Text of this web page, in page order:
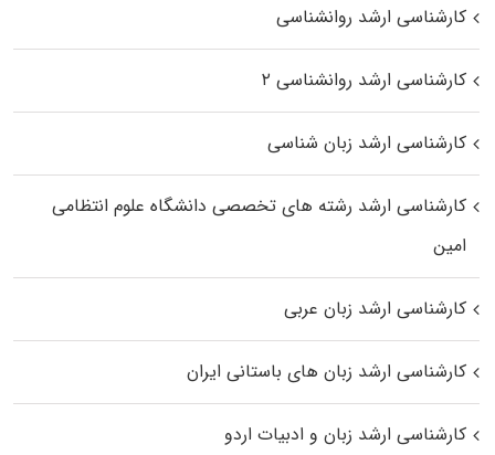
کارشناسی ارشد روانشناسی
کارشناسی ارشد روانشناسی ۲
کارشناسی ارشد زبان شناسی
کارشناسی ارشد رﺷﺘﻪ ﻫﺎی تخصصی داﻧﺸﮕﺎه ﻋﻠﻮم انتظامی
اﻣﻴﻦ
کارشناسی ارشد زبان عربی
کارشناسی ارشد زبان‌ های باستانی ایران
کارشناسی ارشد زبان و ادبیات اردو